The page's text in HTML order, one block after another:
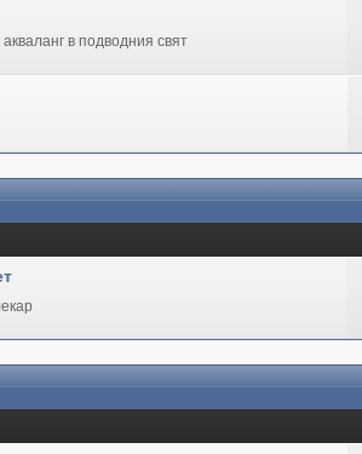
в подводния свят